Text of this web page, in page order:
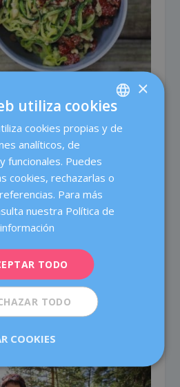
con pesto de tomates
si tienes la regla?
SPANISH
×
utiliza cookies
cookies propias y de
analíticos, de
funcionales. Puedes
cookies, rechazarlas o
Para más
nuestra Política de
TODO
TODO
COOKIES